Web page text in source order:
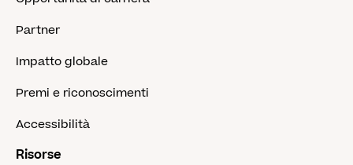
Partner
Impatto globale
Premi e riconoscimenti
Accessibilità
Risorse